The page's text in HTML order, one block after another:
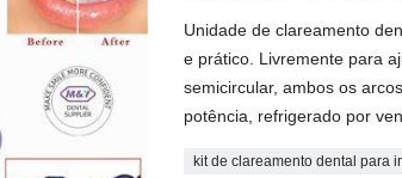
Unidade de clareamento
e prático. Livremente para
semicircular, ambos os
potência, refrigerado por
kit de clareamento dental para